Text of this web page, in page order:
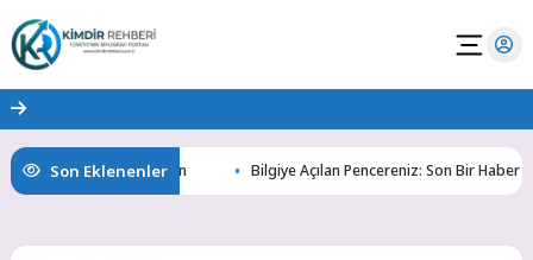
Son Eklenenler
Gizemlerini Keşfedin Bilgiye Açılan Pencereniz: Son Bir Haber ile